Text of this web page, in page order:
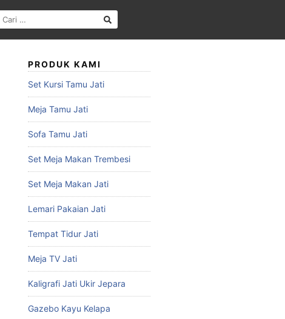
PRODUK KAMI
Set Kursi Tamu Jati
Meja Tamu Jati
Sofa Tamu Jati
Set Meja Makan Trembesi
Set Meja Makan Jati
Lemari Pakaian Jati
Tempat Tidur Jati
Meja TV Jati
Kaligrafi Jati Ukir Jepara
Gazebo Kayu Kelapa